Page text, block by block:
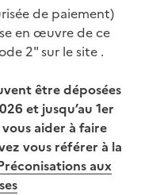
de paiement)
en œuvre de ce
2" sur le site .
être déposées
et jusqu’au 1er
aider à faire
vous référer à la
aux